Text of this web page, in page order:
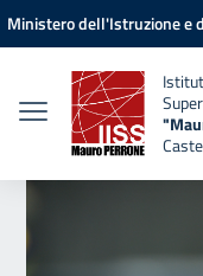
Vai ai contenuti
Vai al menu di navigazione
Vai al footer
Ministero dell'Istruzione e